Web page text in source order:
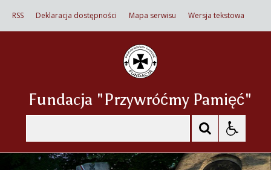
RSS Deklaracja dostępności Mapa serwisu Wersja tekstowa
Fundacja "Przywróćmy Pamięć"